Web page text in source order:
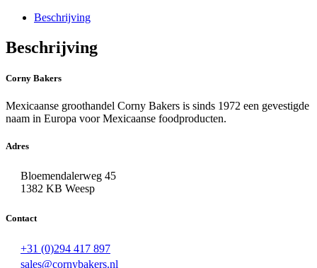
Beschrijving
Beschrijving
Corny Bakers
Mexicaanse groothandel Corny Bakers is sinds 1972 een gevestigde
naam in Europa voor Mexicaanse foodproducten.
Adres
Bloemendalerweg 45
1382 KB Weesp
Contact
+31 (0)294 417 897
sales@cornybakers.nl